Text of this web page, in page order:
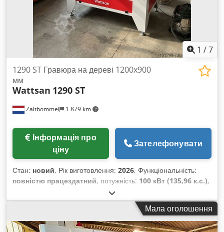
1 /7
Zaltbommel 1 879 km
1290 ST Гравюра на дереві 1200x900
мм
Wattsan 1290 ST
ціну
Зателефонувати
Стан: новий, Рік виготовлення: 2026, Функціональність:
повністю працездатний, потужність: 100 кВт (135,96 к.с.),
, загальна вага:
1 200 мм, ширина столу:900 мм, Обладнання:Маркування
, 1290 – це професійний
лазерний верстат для серійного виробництва. Він
Мала оголошення